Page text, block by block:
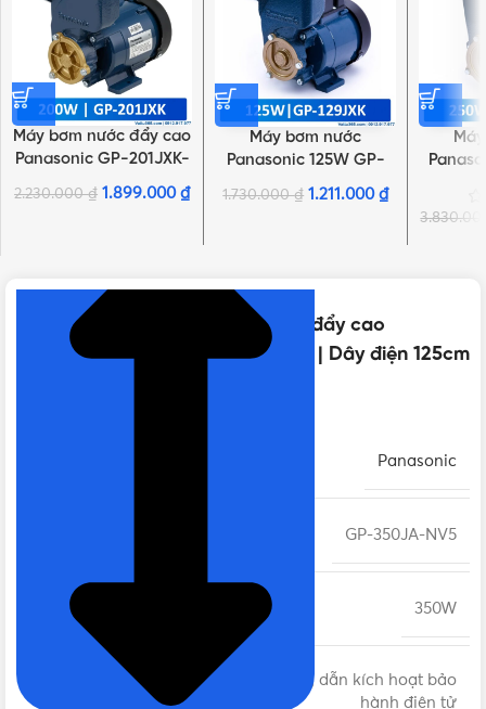
Máy bơm nước đẩy cao
Panasonic GP-201JXK-
SV5 200W | Dây điện
12.5cm
2.230.000₫ 1.899.000₫
Máy bơm nước
Panasonic 125W GP-
129JXK-SV5 | Dây điện
12.5cm
1.730.000₫ 1.211.000₫
Thông số kỹ thuật của Máy bơm đẩy cao
Panasonic GP-350JA-NV5 350W | Dây điện 125cm
Panasonic
GP-350JA-NV5
CÔNG SUẤT 350W
12 tháng, Hướng dẫn kích hoạt bảo
hành điện tử